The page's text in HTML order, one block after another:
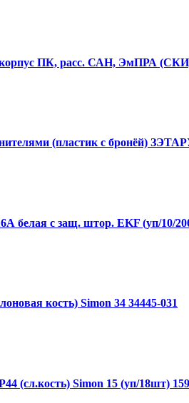
корпус ПК, расс. САН, ЭмПРА
(пластик с бронёй)
белая с защ. штор. EKF (уп/10/
кость) Simon 34 34445-031
(сл.кость) Simon 15 (уп/18шт)